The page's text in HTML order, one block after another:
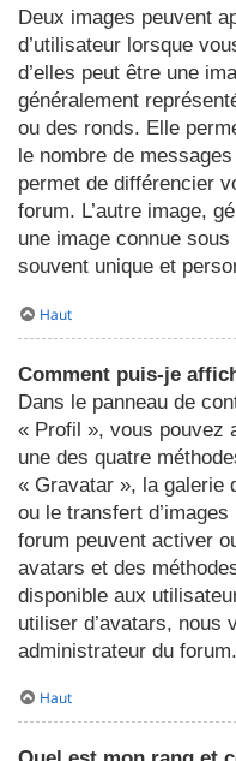
Deux images peuvent
d’utilisateur lorsque
d’elles peut être une
généralement
ou des ronds. Elle
le nombre de
permet de différencier
forum. L’autre image,
une image connue
souvent unique et
Haut
Comment puis-je
Dans le panneau de
« Profil », vous pouvez
une des quatre
« Gravatar », la galerie
ou le transfert
forum peuvent activer
avatars et des
disponible aux
utiliser d’avatars, nous
administrateur du forum.
Haut